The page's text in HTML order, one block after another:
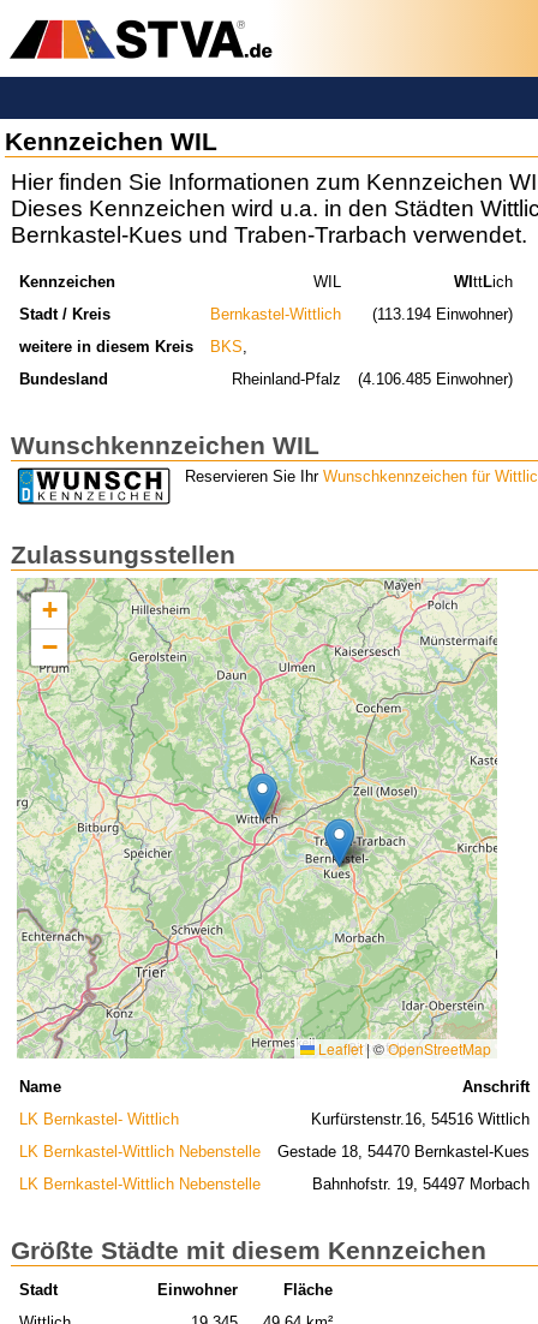
Kennzeichen WIL
Hier finden Sie Informationen zum Kennzeichen
Dieses Kennzeichen wird u.a. in den Städten
Bernkastel-Kues und Traben-Trarbach verwendet.
Kennzeichen WIL WIttLich
Stadt / Kreis
Bernkastel-Wittlich
(113.194 Einwohner)
weitere in diesem Kreis
BKS
Bundesland
Rheinland-Pfalz (4.106.485 Einwohner)
Wunschkennzeichen WIL
Reservieren Sie Ihr Wunschkennzeichen für
Zulassungsstellen
+
−
Leaflet|©OpenStreetMap
Name
Anschrift
LK Bernkastel- Wittlich
Kurfürstenstr.16, 54516 Wittlich
LK Bernkastel-Wittlich Nebenstelle
Gestade 18, 54470 Bernkastel-Kues
LK Bernkastel-Wittlich Nebenstelle
Bahnhofstr. 19, 54497 Morbach
Größte Städte mit diesem Kennzeichen
Stadt Einwohner
Fläche